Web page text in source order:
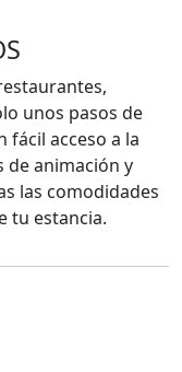
unos pasos de
fácil acceso a la
de animación y
las comodidades
tu estancia.